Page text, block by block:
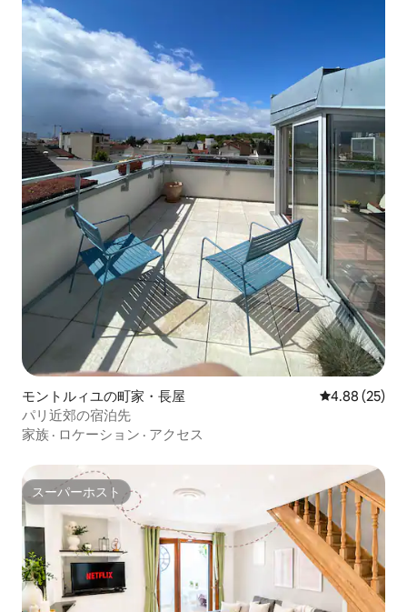
モントルィユの町家・長屋 レビュー25
4.88 (25)
パリ近郊の宿泊先
家族 · ロケーション · アクセス
スーパーホスト
スーパーホスト